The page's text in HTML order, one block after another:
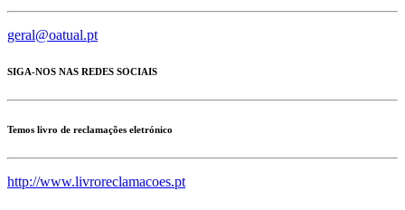
geral@oatual.pt
SIGA-NOS NAS REDES SOCIAIS
Temos livro de reclamações eletrónico
http://www.livroreclamacoes.pt